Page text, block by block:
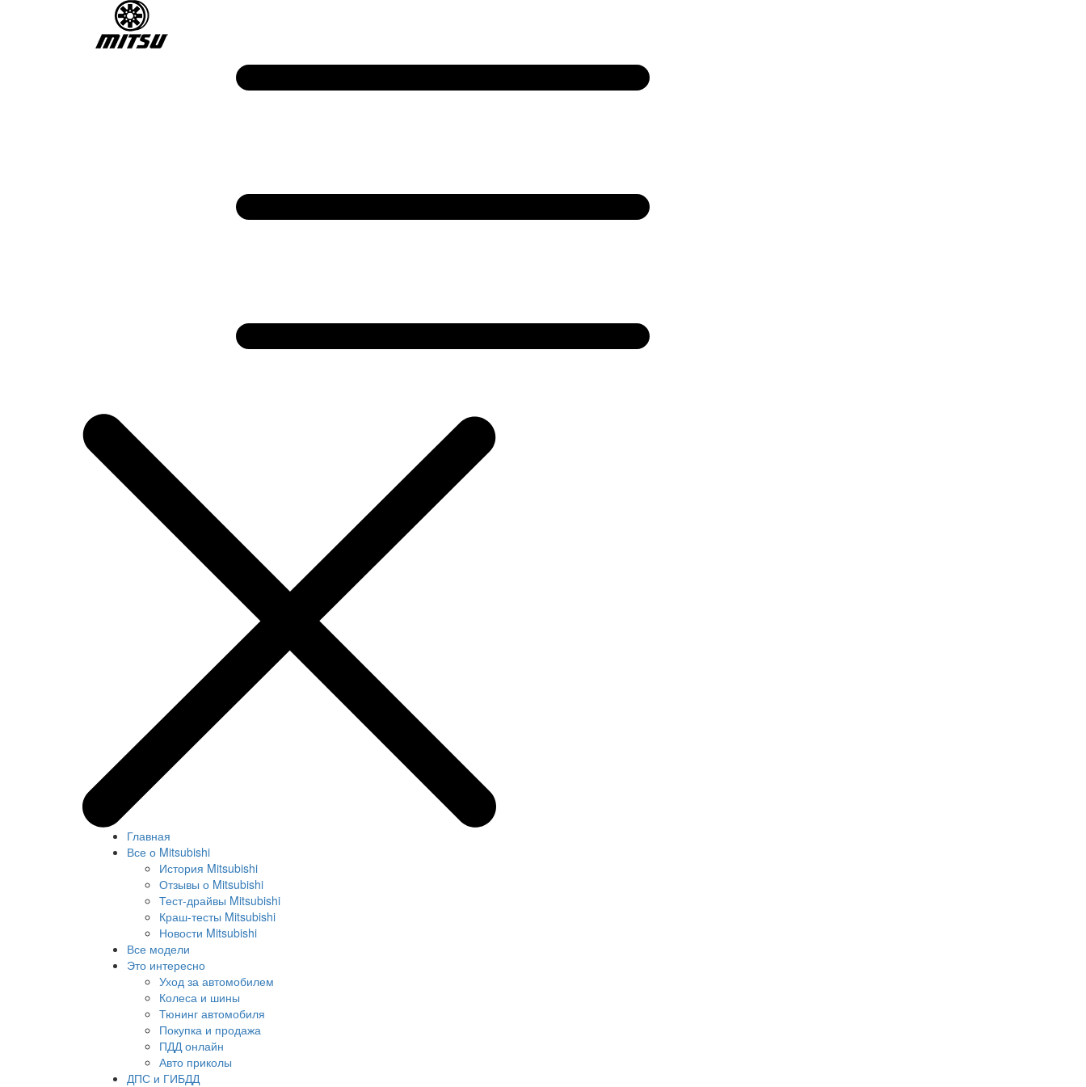
Главная
Все о Mitsubishi
История Mitsubishi
Отзывы о Mitsubishi
Тест-драйвы Mitsubishi
Краш-тесты Mitsubishi
Новости Mitsubishi
Все модели
Это интересно
Уход за автомобилем
Колеса и шины
Тюнинг автомобиля
Покупка и продажа
ПДД онлайн
Авто приколы
ДПС и ГИБДД